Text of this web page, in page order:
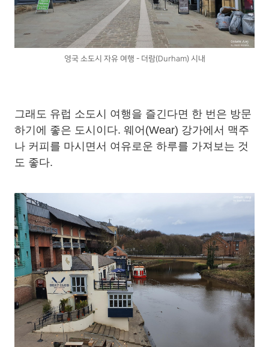
영국 소도시 자유 여행 - 더람(Durham) 시내
그래도 유럽 소도시 여행을 즐긴다면 한 번은 방문
하기에 좋은 도시이다. 웨어(Wear) 강가에서 맥주
나 커피를 마시면서 여유로운 하루를 가져보는 것
도 좋다.